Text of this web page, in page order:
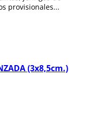
provisionales...
(3x8,5cm.)